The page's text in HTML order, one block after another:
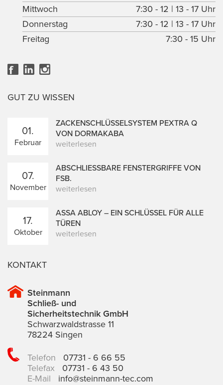
Mittwoch
7:30 - 12 | 13 - 17 Uhr
Donnerstag
7:30 - 12 | 13 - 17 Uhr
Freitag
7:30 - 15 Uhr
GUT ZU WISSEN
01.
Februar
ZACKENSCHLÜSSELSYSTEM PEXTRA Q
VON DORMAKABA
weiterlesen
07.
November
ABSCHLIESSBARE FENSTERGRIFFE VON F
SB.
weiterlesen
17.
Oktober
ASSA ABLOY – EIN SCHLÜSSEL FÜR ALLE
TÜREN
weiterlesen
KONTAKT
Steinmann
Schließ- und
Sicherheitstechnik GmbH
Schwarzwaldstrasse 11
78224 Singen
Telefon
07731 - 6 66 55
Telefax
07731 - 6 43 50
E-Mail
info@steinmann-tec.com